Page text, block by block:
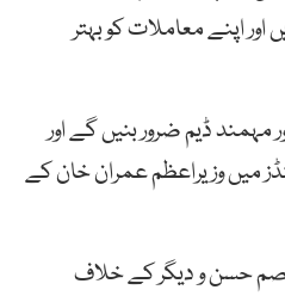
اپنے معاملات کو بہتر
مہمند ڈیم ضرور بنیں گے اور
میں وزیراعظم عمران خان کے
حسن و دیگر کے خلاف